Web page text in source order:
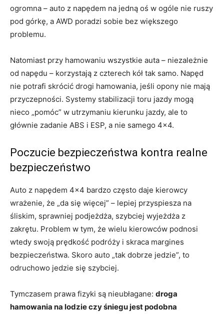
ogromna – auto z napędem na jedną oś w ogóle nie ruszy
pod górkę, a AWD poradzi sobie bez większego
problemu.
Natomiast przy hamowaniu wszystkie auta – niezależnie
od napędu – korzystają z czterech kół tak samo. Napęd
nie potrafi skrócić drogi hamowania, jeśli opony nie mają
przyczepności. Systemy stabilizacji toru jazdy mogą
nieco „pomóc” w utrzymaniu kierunku jazdy, ale to
głównie zadanie ABS i ESP, a nie samego 4×4.
Poczucie bezpieczeństwa kontra realne
bezpieczeństwo
Auto z napędem 4×4 bardzo często daje kierowcy
wrażenie, że „da się więcej” – lepiej przyspiesza na
śliskim, sprawniej podjeżdża, szybciej wyjeżdża z
zakrętu. Problem w tym, że wielu kierowców podnosi
wtedy swoją prędkość podróży i skraca margines
bezpieczeństwa. Skoro auto „tak dobrze jedzie”, to
odruchowo jedzie się szybciej.
Tymczasem prawa fizyki są nieubłagane: droga
hamowania na lodzie czy śniegu jest podobna